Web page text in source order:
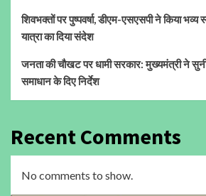
शिवभक्तों पर पुष्पवर्षा, डीएम-एसएसपी ने किया भव्य
यात्रा का दिया संदेश
जनता की चौखट पर धामी सरकार: मुख्यमंत्री ने
समाधान के दिए निर्देश
Recent Comments
No comments to show.